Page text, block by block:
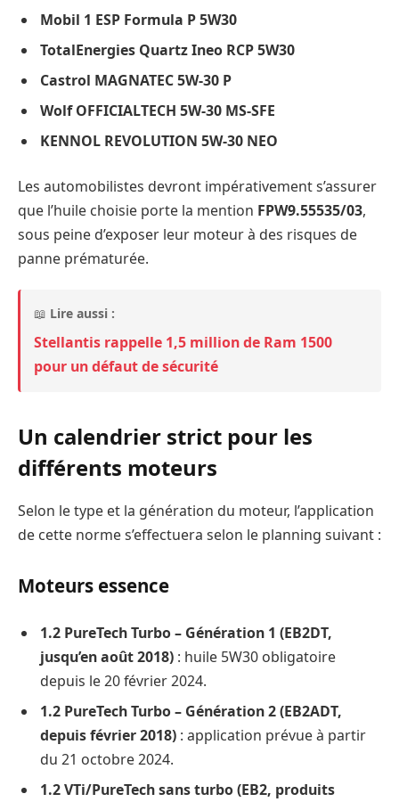
Mobil 1 ESP Formula P 5W30
TotalEnergies Quartz Ineo RCP 5W30
Castrol MAGNATEC 5W-30 P
Wolf OFFICIALTECH 5W-30 MS-SFE
KENNOL REVOLUTION 5W-30 NEO
Les automobilistes devront impérativement s’assurer
que l’huile choisie porte la mention FPW9.55535/03,
sous peine d’exposer leur moteur à des risques de
panne prématurée.
📖 Lire aussi :
Stellantis rappelle 1,5 million de Ram 1500
pour un défaut de sécurité
Un calendrier strict pour les
différents moteurs
Selon le type et la génération du moteur, l’application
de cette norme s’effectuera selon le planning suivant :
Moteurs essence
1.2 PureTech Turbo – Génération 1 (EB2DT,
jusqu’en août 2018) : huile 5W30 obligatoire
depuis le 20 février 2024.
1.2 PureTech Turbo – Génération 2 (EB2ADT,
depuis février 2018) : application prévue à partir
du 21 octobre 2024.
1.2 VTi/PureTech sans turbo (EB2, produits